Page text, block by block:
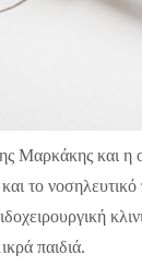
και η
και το
παιδιά.